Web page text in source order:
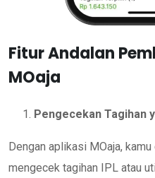
Fitur Andalan
MOaja
Pengecekan Tagihan
Dengan aplikasi MOaja,
mengecek tagihan IPL atau